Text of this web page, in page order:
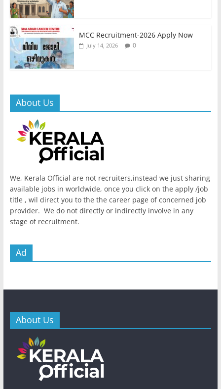
MCC Recruitment-2026 Apply Now
July 14, 2026 0
About Us
We, Kerala Official are not recruiters,instead we just sharing
available jobs in worldwide, once you click on the apply /job
title , wil direct you to the the career page of concerned job
provider. We do not directly or indirectly involve in any
stage of recruitment.
Ad
About Us